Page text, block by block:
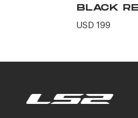
BLACK
USD 199